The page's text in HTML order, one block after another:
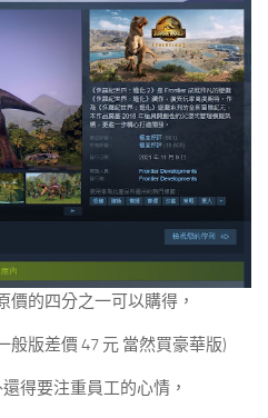
價的四分之一可以購得，
般版差價 47 元 當然買豪華版)
得要注重員工的心情，